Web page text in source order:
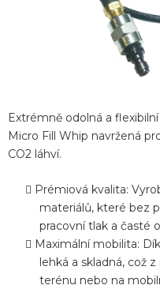
Extrémně odolná a
Micro Fill Whip navržená
CO2 láhví.
Prémiová kvalita:
materiálů, které bez
pracovní tlak a časté
Maximální mobilita:
lehká a skladná, což
terénu nebo na